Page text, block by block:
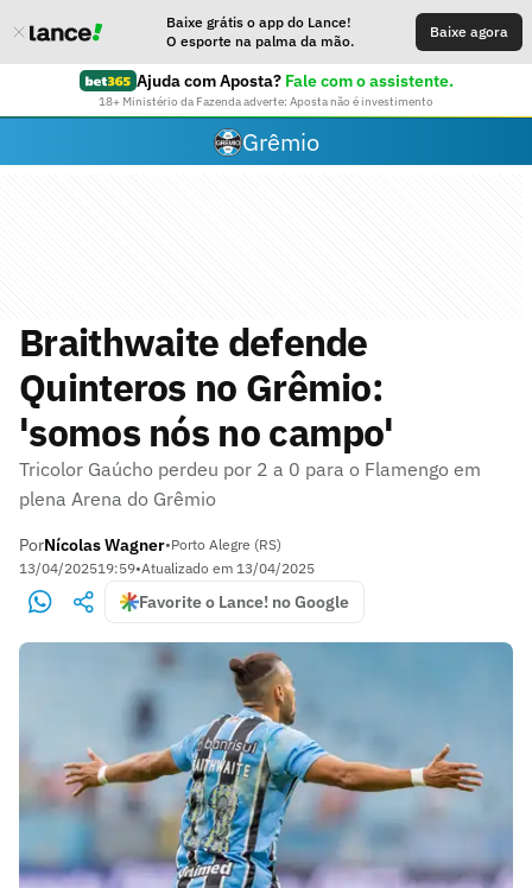
Baixe grátis o app do Lance!
O esporte na palma da mão.
Baixe agora
Ajuda com Aposta? Fale com o assistente.
18+ Ministério da Fazenda adverte: Aposta não é investimento
Grêmio
Braithwaite defende
Quinteros no Grêmio:
'somos nós no campo'
Tricolor Gaúcho perdeu por 2 a 0 para o Flamengo em
plena Arena do Grêmio
PorNícolas Wagner•Porto Alegre (RS)
13/04/202519:59•Atualizado em 13/04/2025
Favorite o Lance! no Google